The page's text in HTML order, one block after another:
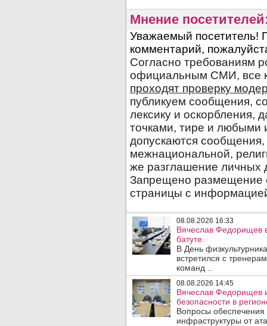
Мнение
08.08.2026 16:33
Вячеслав Федорищев
батуте.
В День
встретился с
команд ..
08.08.2026 14:45
Вячеслав Федорищев
безопасности в
Вопросы обеспечения
инфраструктуры от